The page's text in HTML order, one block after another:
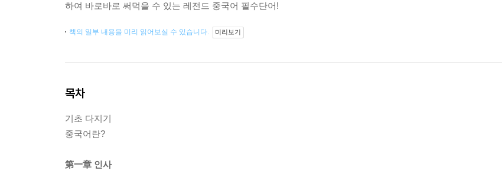
하여 바로바로 써먹을 수 있는 레전드 중국어 필수단어!
책의 일부 내용을 미리 읽어보실 수 있습니다. 미리보기
목차
기초 다지기
중국어란?
第一章 인사